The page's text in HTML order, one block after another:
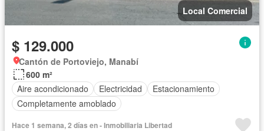
Local Comercial
$ 129.000
Cantón de Portoviejo, Manabí
600 m²
Aire acondicionado
Electricidad
Estacionamiento
Completamente amoblado
Hace 1 semana, 2 días en - Inmobiliaria Libertad